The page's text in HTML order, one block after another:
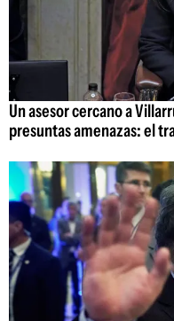
Un asesor cercano a
presuntas amenazas: el